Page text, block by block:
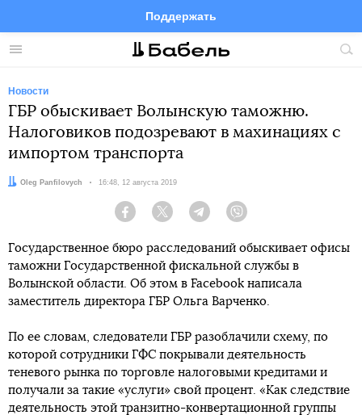
Меню
Поддержать
FacebookTelegramTwitter
Новости
ГБР обыскивает Волынскую таможню.
Налоговиков подозревают в махинациях с
импортом транспорта
Автор:
Oleg Panfilovych Дата:
16:48, 12 августа 2019
Facebook Twitter Telegram
Государственное бюро расследований обыскивает офисы
таможни Государственной фискальной службы в
Волынской области. Об этом в Facebook написала
заместитель директора ГБР Ольга Варченко.
По ее словам, следователи ГБР разоблачили схему, по
которой сотрудники ГФС покрывали деятельность
теневого рынка по торговле налоговыми кредитами и
получали за такие «услуги» свой процент. «Как следствие
деятельность этой транзитно-конвертационной группы